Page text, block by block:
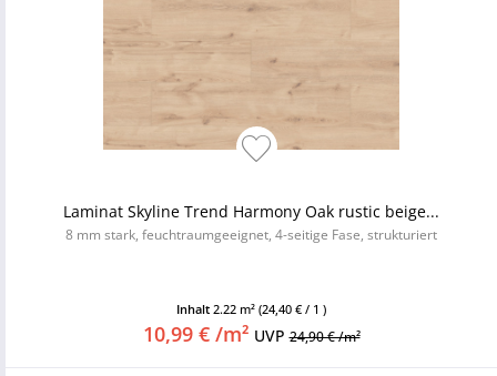
Laminat Skyline Trend Harmony Oak rustic beige...
8 mm stark, feuchtraumgeeignet, 4-seitige Fase, strukturiert
Inhalt 2.22 m² (24,40 € / 1 )
10,99 € /m² UVP24,90 € /m²